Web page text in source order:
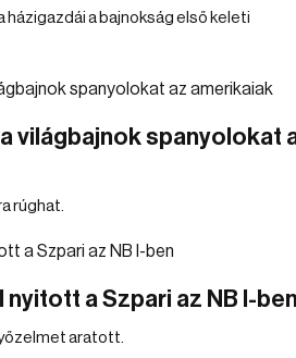
házigazdái a bajnokság első keleti
világbajnok spanyolokat
rúghat.
a Szpari az NB I-
aratott.